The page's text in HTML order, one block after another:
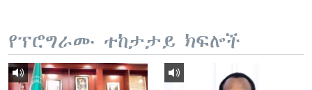
የፕሮግራሙ ተከታታይ ክፍሎች